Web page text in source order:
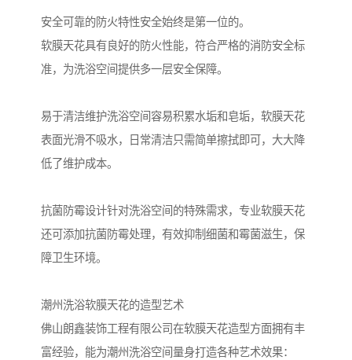
安全可靠的防火特性安全始终是第一位的。
软膜天花具有良好的防火性能，符合严格的消防安全标
准，为洗浴空间提供多一层安全保障。
易于清洁维护洗浴空间容易积累水垢和皂垢，软膜天花
表面光滑不吸水，日常清洁只需简单擦拭即可，大大降
低了维护成本。
抗菌防霉设计针对洗浴空间的特殊需求，专业软膜天花
还可添加抗菌防霉处理，有效抑制细菌和霉菌滋生，保
障卫生环境。
潮州洗浴软膜天花的造型艺术
佛山朗鑫装饰工程有限公司在软膜天花造型方面拥有丰
富经验，能为潮州洗浴空间量身打造各种艺术效果：